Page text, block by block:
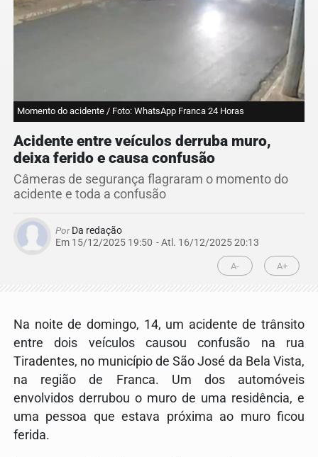
Momento do acidente / Foto: WhatsApp Franca 24 Horas
Acidente entre veículos derruba muro,
deixa ferido e causa confusão
Câmeras de segurança flagraram o momento do
acidente e toda a confusão
PorDa redação
Em 15/12/2025 19:50 - Atl. 16/12/2025 20:13
A- A+
Na noite de domingo, 14, um acidente de trânsito
entre dois veículos causou confusão na rua
Tiradentes, no município de São José da Bela Vista,
na região de Franca. Um dos automóveis
envolvidos derrubou o muro de uma residência, e
uma pessoa que estava próxima ao muro ficou
ferida.